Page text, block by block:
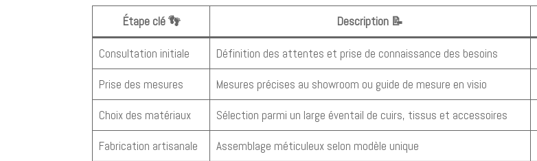
Étape clé 👣 Description 📝
Consultation initiale Définition des attentes et prise de connaissance des besoins
Prise des mesures Mesures précises au showroom ou guide de mesure en visio
Choix des matériaux Sélection parmi un large éventail de cuirs, tissus et accessoires
Fabrication artisanale Assemblage méticuleux selon modèle unique